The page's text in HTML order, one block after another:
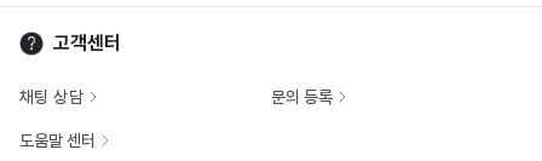
고객센터
채팅 상담 문의 등록
도움말 센터